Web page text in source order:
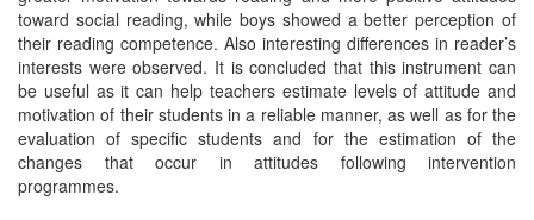
toward social reading, while boys showed a better perception of
their reading competence. Also interesting differences in reader’s
interests were observed. It is concluded that this instrument can
be useful as it can help teachers estimate levels of attitude and
motivation of their students in a reliable manner, as well as for the
evaluation of specific students and for the estimation of the
changes that occur in attitudes following intervention
programmes.